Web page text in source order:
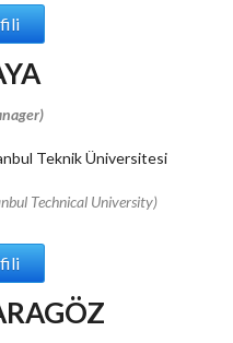
Teknik Üniversitesi
Technical University)